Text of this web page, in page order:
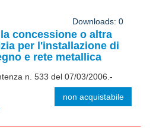
Downloads: 0
concessione o altra
per l'installazione di
e rete metallica
n. 533 del 07/03/2006.-
non acquistabile